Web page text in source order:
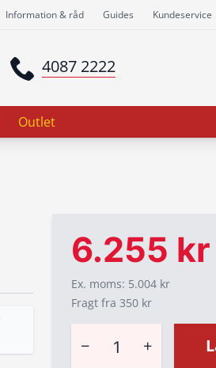
Information & råd Guides Kundeservice
4087 2222
Outlet
6.255 kr
Ex. moms: 5.004 kr
Fragt fra 350 kr
− +